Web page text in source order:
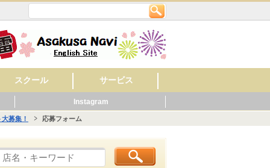
スクール
ング
サービス
レンタルショップ
旅館
ビジネスホテル
ペット関連
健康・スポーツ
賃貸・不動産
ウエディング
歯科
ホテル
公共機関
その他
病院
くらし
Instagram
募集！ 応募フォーム